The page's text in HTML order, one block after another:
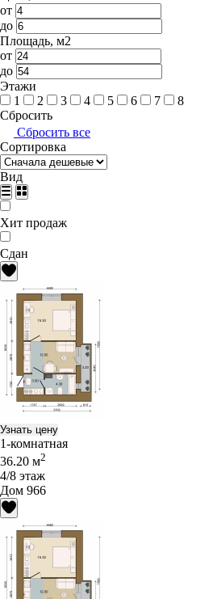
от
до
Площадь, м2
от
до
Этажи
1
2 3 4 5 6 7
8
Сбросить
Сбросить все
Сортировка
Вид
Хит продаж
Сдан
Узнать цену
1-комнатная
36.20 м2
4/8 этаж
Дом 966